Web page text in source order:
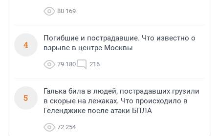
80 169
4
Погибшие и пострадавшие. Что известно о
взрыве в центре Москвы
79 180 216
5
Галька била в людей, пострадавших грузили
в скорые на лежаках. Что происходило в
Геленджике после атаки БПЛА
72 254